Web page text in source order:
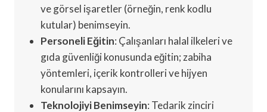
ve görsel işaretler (örneğin, renk kodlu
kutular) benimseyin.
Personeli Eğitin: Çalışanları halal ilkeleri ve
gıda güvenliği konusunda eğitin; zabiha
yöntemleri, içerik kontrolleri ve hijyen
konularını kapsayın.
Teknolojiyi Benimseyin: Tedarik zinciri